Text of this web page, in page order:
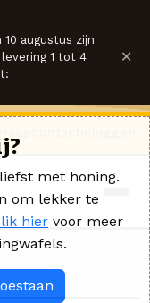
10 augustus zijn
1 tot 4
×
met honing.
om lekker te
hier voor meer